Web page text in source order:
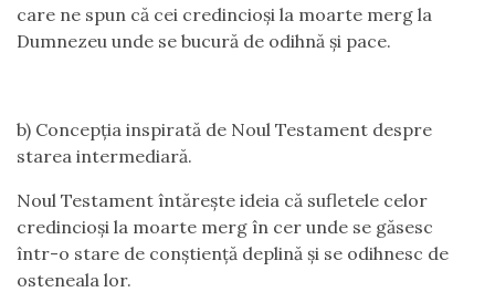
care ne spun că cei credincioși la moarte merg la
Dumnezeu unde se bucură de odihnă și pace.
b) Concepția inspirată de Noul Testament despre
starea intermediară.
Noul Testament întărește ideia că sufletele celor
credincioși la moarte merg în cer unde se găsesc
într-o stare de conștiență deplină și se odihnesc de
osteneala lor.